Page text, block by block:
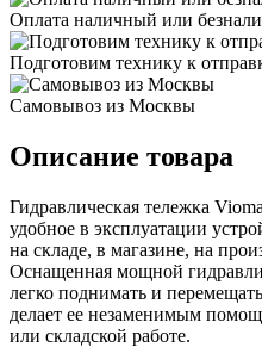
Оплата наличный или
Подготовим технику к
Самовывоз из Москвы
Описание товара
Гидравлическая тележка
удобное в эксплуатации
на складе, в магазине, на
Оснащенная мощной
легко поднимать и
делает ее незаменимым
или складской работе.